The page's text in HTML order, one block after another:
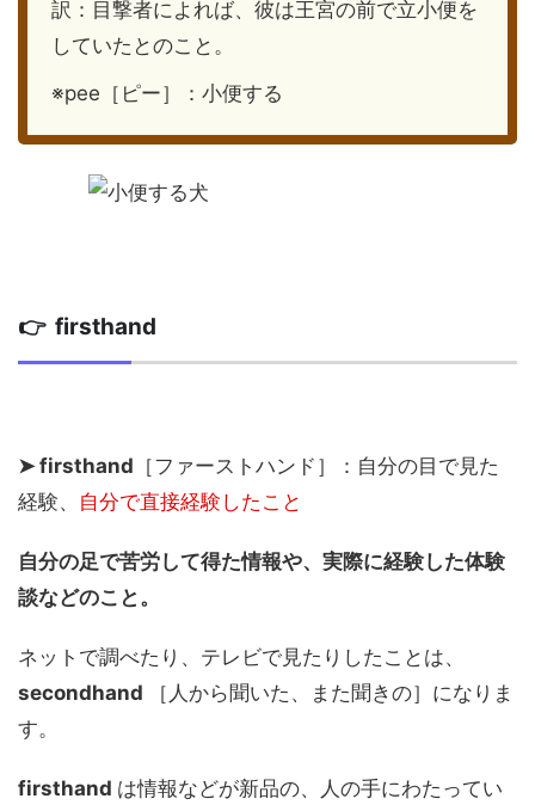
訳：目撃者によれば、彼は王宮の前で立小便を
していたとのこと。
※pee［ピー］：小便する
👉 firsthand
➤ firsthand ［ファーストハンド］：自分の目で見た
経験、 自分で直接経験したこと
自分の足で苦労して得た情報や、実際に経験した体験
談などのこと。
ネットで調べたり、テレビで見たりしたことは、
secondhand
［人から聞いた、また聞きの］になりま
す。
firsthand は情報などが新品の、人の手にわたってい